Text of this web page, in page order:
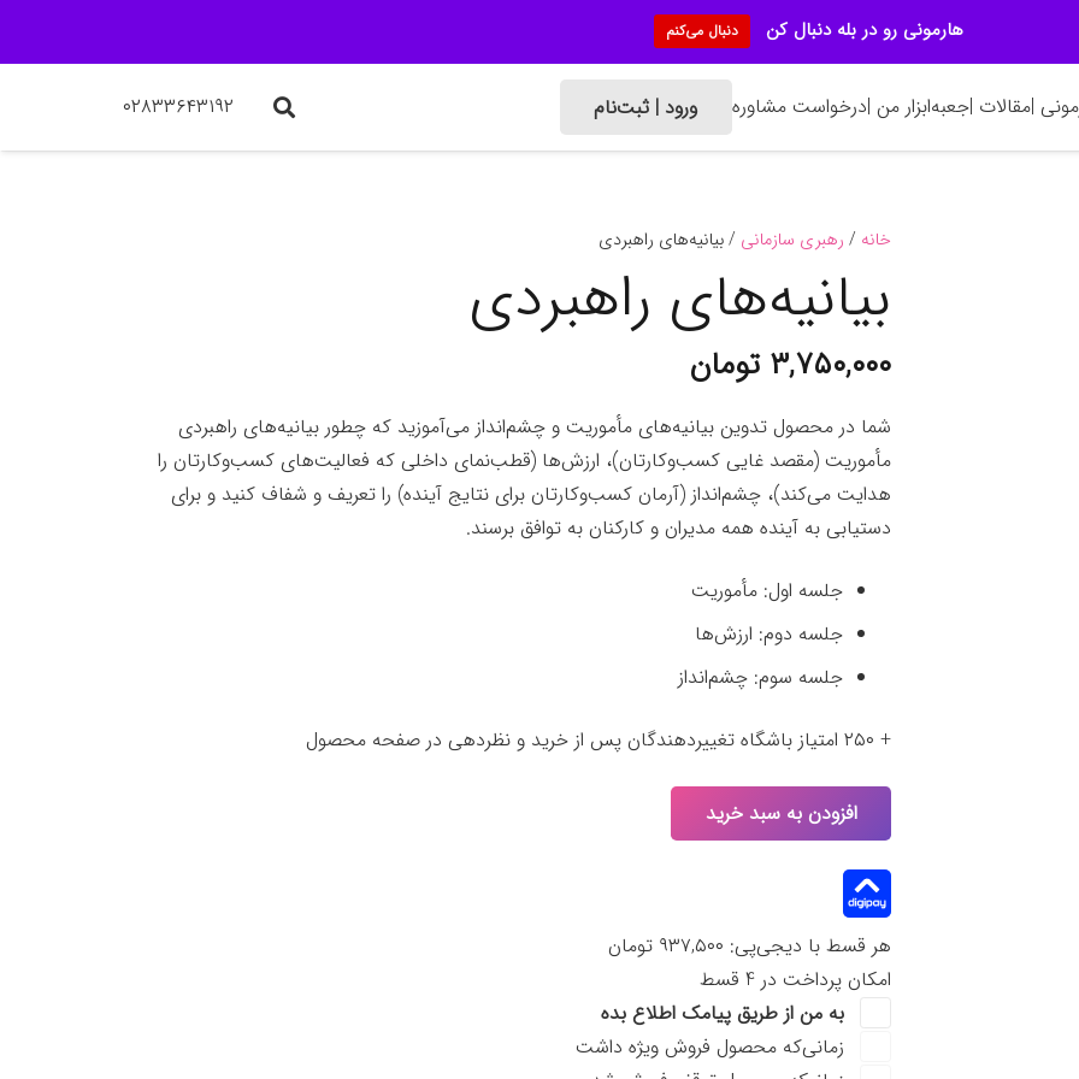
|مقالات |جعبه‌ابزار من |درخواست مشاوره ورود | ثبت‌نام ۰۲۸۳۳۶۴۳۱۹۲
خانه / رهبری سازمانی / بیانیه‌های راهبردی
بیانیه‌های راهبردی
۳,۷۵۰,۰۰۰ تومان
شما در محصول تدوین بیانیه‌های مأموریت و چشم‌انداز می‌آموزید که چطور بیانیه‌های راهبردی
مأموریت (مقصد غایی کسب‌وکارتان)، ارز‌ش‌ها (قطب‌نمای داخلی که فعالیت‌های کسب‌وکارتان را
هدایت می‌کند)، چشم‌انداز (آرمان کسب‌وکارتان برای نتایج آینده) را تعریف و شفاف کنید و برای
دستیابی به آینده همه مدیران و کارکنان به توافق برسند.
جلسه اول: مأموریت
جلسه دوم: ارزش‌ها
جلسه سوم: چشم‌انداز
+ ۲۵۰ امتیاز باشگاه تغییردهندگان پس از خرید و نظردهی در صفحه محصول
افزودن به سبد خرید
هر قسط با دیجی‌پی: ۹۳۷,۵۰۰ تومان
امکان پرداخت در 4 قسط
به من از طریق پیامک اطلاع بده
زمانی‌که محصول فروش ویژه داشت
هارمونی رو در بله دنبال کن دنبال می‌کنم